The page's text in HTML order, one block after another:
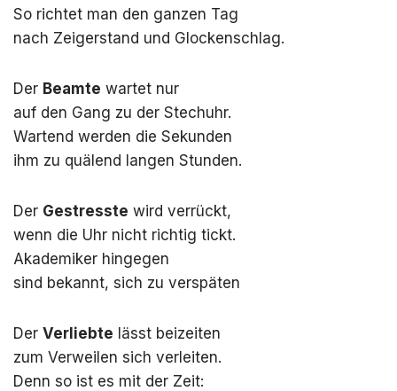
So richtet man den ganzen Tag
nach Zeigerstand und Glockenschlag.
Der Beamte wartet nur
auf den Gang zu der Stechuhr.
Wartend werden die Sekunden
ihm zu quälend langen Stunden.
Der Gestresste wird verrückt,
wenn die Uhr nicht richtig tickt.
Akademiker hingegen
sind bekannt, sich zu verspäten
Der Verliebte lässt beizeiten
zum Verweilen sich verleiten.
Denn so ist es mit der Zeit: